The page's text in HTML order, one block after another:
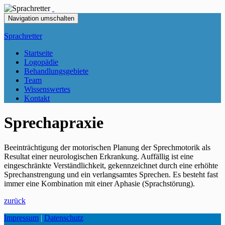
Navigation umschalten
Sprachretter
Startseite
Logopädie
Behandlungsgebiete
Team
Wissenswertes
Kontakt
Sprechapraxie
Beeinträchtigung der motorischen Planung der Sprechmotorik als
Resultat einer neurologischen Erkrankung. Auffällig ist eine
eingeschränkte Verständlichkeit, gekennzeichnet durch eine erhöhte
Sprechanstrengung und ein verlangsamtes Sprechen. Es besteht fast
immer eine Kombination mit einer Aphasie (Sprachstörung).
zurück
Impressum | Datenschutz